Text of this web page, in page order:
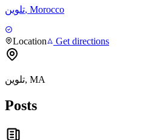
تلوين, Morocco
Location Get directions
تلوين, MA
Posts